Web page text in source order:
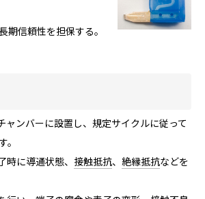
する。
期信頼性を担保する。
ャンバーに設置し、規定サイクルに従って
に導通状態、 接触抵抗、 絶縁抵抗などを